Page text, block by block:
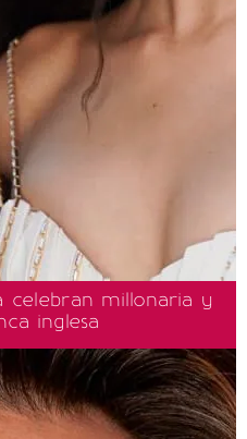
celebran millonaria y
inglesa